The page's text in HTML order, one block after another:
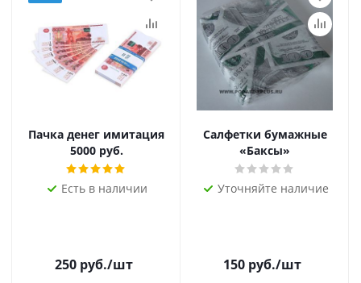
Пачка денег имитация
5000 руб.
Есть в наличии
250руб./шт
Салфетки бумажные
«Баксы»
Уточняйте наличие
150руб./шт